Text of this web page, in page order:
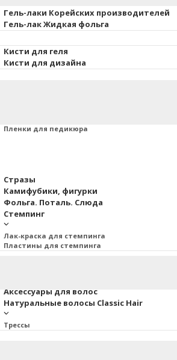
Гель-лаки Корейских производителей
Гель-лак Жидкая фольга
Кисти для геля
Кисти для дизайна
Пленки для педикюра
Стразы
Камифубики, фигурки
Фольга. Поталь. Слюда
Стемпинг
Лак-краска для стемпинга
Пластины для стемпинга
Аксессуары для волос
Натуральные волосы Classic Hair
Трессы